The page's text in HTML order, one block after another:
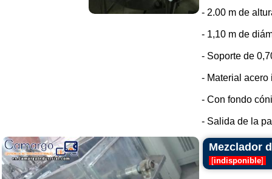
- 2.00 m de
- 1,10 m de
- Soporte de
- Material
- Con fondo
- Salida de la
Mezclador
[indisponible]